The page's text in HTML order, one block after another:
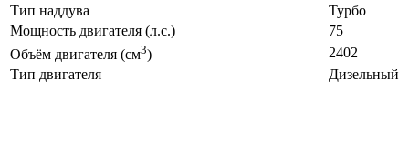
Тип наддува
Турбо
Мощность двигателя (л.с.)
75
Объём двигателя (см3)
2402
Тип двигателя
Дизельный